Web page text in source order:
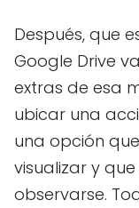
Después, que
Google Drive
extras de esa
ubicar una
una opción
visualizar y
observarse.